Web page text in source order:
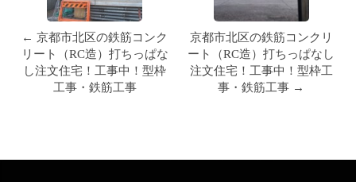
← 京都市北区の鉄筋コンク
リート（RC造）打ちっぱな
し注文住宅！工事中！型枠
工事・鉄筋工事
京都市北区の鉄筋コンクリ
ート（RC造）打ちっぱなし
注文住宅！工事中！型枠工
事・鉄筋工事 →